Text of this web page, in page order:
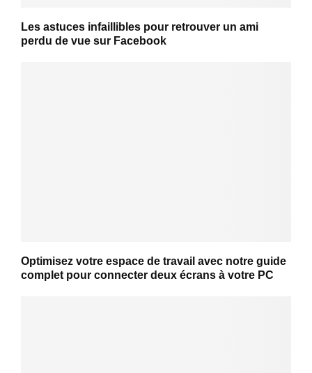
Les astuces infaillibles pour retrouver un ami
perdu de vue sur Facebook
Optimisez votre espace de travail avec notre guide
complet pour connecter deux écrans à votre PC